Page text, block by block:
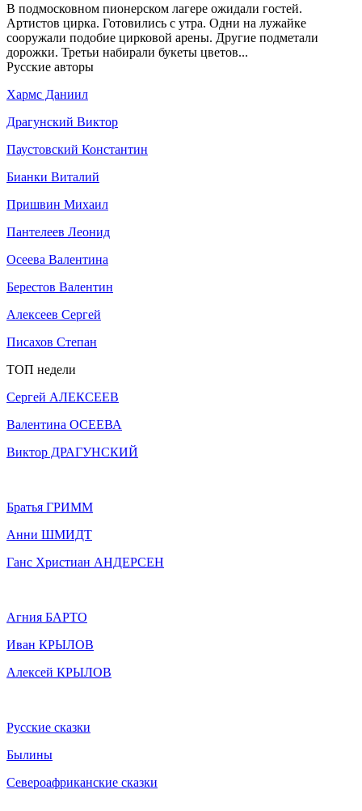
В подмосковном пионерском лагере ожидали гостей.
Артистов цирка. Готовились с утра. Одни на лужайке
сооружали подобие цирковой арены. Другие подметали
дорожки. Третьи набирали букеты цветов...
Русские авторы
Хармс Даниил
Драгунский Виктор
Паустовский Константин
Бианки Виталий
Пришвин Михаил
Пантелеев Леонид
Осеева Валентина
Берестов Валентин
Алексеев Сергей
Писахов Степан
ТОП недели
Сергей АЛЕКСЕЕВ
Валентина ОСЕЕВА
Виктор ДРАГУНСКИЙ
Братья ГРИММ
Анни ШМИДТ
Ганс Христиан АНДЕРСЕН
Агния БАРТО
Иван КРЫЛОВ
Алексей КРЫЛОВ
Русские сказки
Былины
Североафриканские сказки